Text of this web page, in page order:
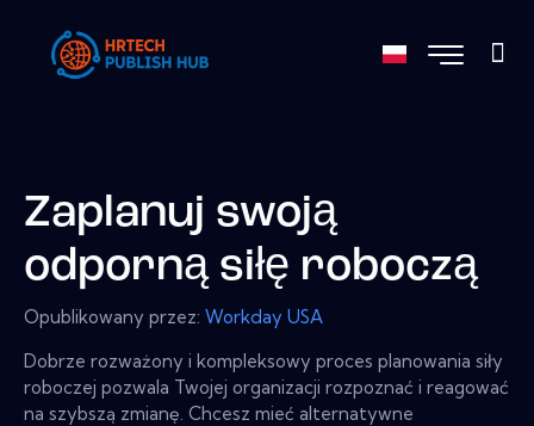
Zaplanuj swoją
odporną siłę roboczą
Opublikowany przez: Workday USA
Dobrze rozważony i kompleksowy proces planowania siły
roboczej pozwala Twojej organizacji rozpoznać i reagować
na szybszą zmianę. Chcesz mieć alternatywne